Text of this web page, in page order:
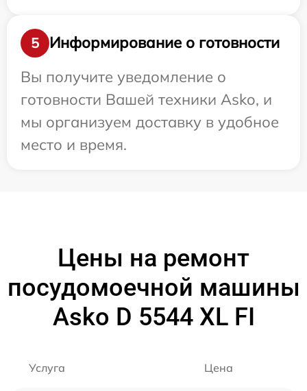
5
Информирование о готовности
Вы получите уведомление о
готовности Вашей техники Asko, и
мы организуем доставку в удобное
место и время.
Цены на ремонт
посудомоечной машины
Asko D 5544 XL FI
Услуга Цена